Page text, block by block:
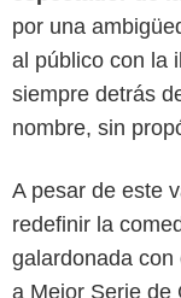
por una
al público con la
siempre detrás
nombre, sin
A pesar de este
redefinir la
galardonada
a Mejor Serie de